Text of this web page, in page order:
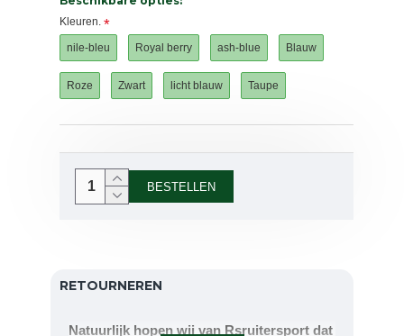
Kleuren.
nile-bleu Royal berry ash-blue Blauw
Roze Zwart licht blauw Taupe
BESTELLEN
RETOURNEREN
Natuurlijk hopen wij van Rsruitersport dat